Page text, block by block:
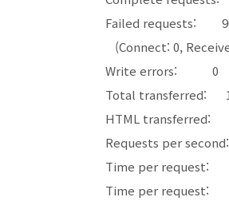
Failed
(Connect: 0,
Write errors: 0
Total transferred:
HTML transferred:
Requests per
Time per
Time per request: